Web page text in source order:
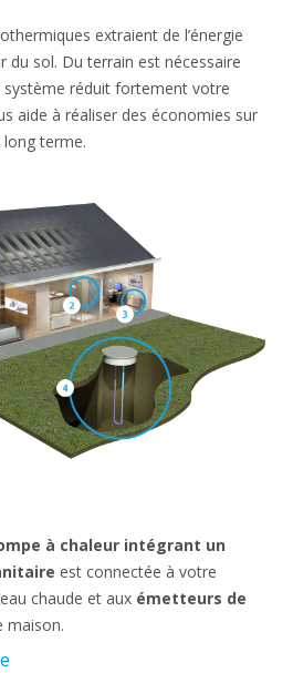
extraient de l’énergie
du sol. Du terrain est nécessaire
système réduit fortement votre
aide à réaliser des économies sur
terme.
à chaleur intégrant un
est connectée à votre
chaude et aux émetteurs de
maison.